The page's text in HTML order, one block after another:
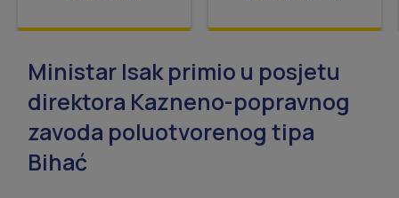
Ministar Isak primio u posjetu
direktora Kazneno-popravnog
zavoda poluotvorenog tipa
Bihać